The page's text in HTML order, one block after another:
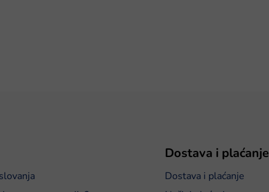
Dostava i plaćanje
Dostava i plaćanje